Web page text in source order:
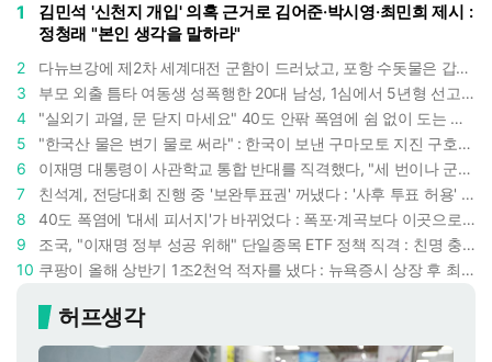
1
김민석 '신천지 개입' 의혹 근거로 김어준·박시영·최민희 제시 :
정청래 "본인 생각을 말하라"
2
다뉴브강에 제2차 세계대전 군함이 드러났고, 포항 수돗물은 갑자기 짜졌다 : 폭염·가뭄이 만든 낯선 풍경
3
부모 외출 틈타 여동생 성폭행한 20대 남성, 1심에서 5년형 선고 : 친족 간 '암수범죄'의 심각성
4
"실외기 과열, 문 닫지 마세요" 40도 안팎 폭염에 쉼 없이 도는 에어컨 : 화재 위험 경고등!
5
"한국산 물은 변기 물로 써라" : 한국이 보낸 구마모토 지진 구호품에 한 일본인이 보인 반응
6
이재명 대통령이 사관학교 통합 반대를 직격했다, "세 번이나 군사 쿠데타 했는데 압도적 지위"
7
친석계, 전당대회 진행 중 '보완투표권' 꺼냈다 : '사후 투표 허용' 무리수에 정청래 "투표 쿠데타"
8
40도 폭염에 '대세 피서지'가 바뀌었다 : 폭포·계곡보다 이곳으로 더 몰린다
9
조국, "이재명 정부 성공 위해" 단일종목 ETF 정책 직격 : 친명 충성파는 조국을 '반명'이라 할까
10
쿠팡이 올해 상반기 1조2천억 적자를 냈다 : 뉴욕증시 상장 후 최악 실적 두고 김범석 의장은 '회복세' 강조
허프생각